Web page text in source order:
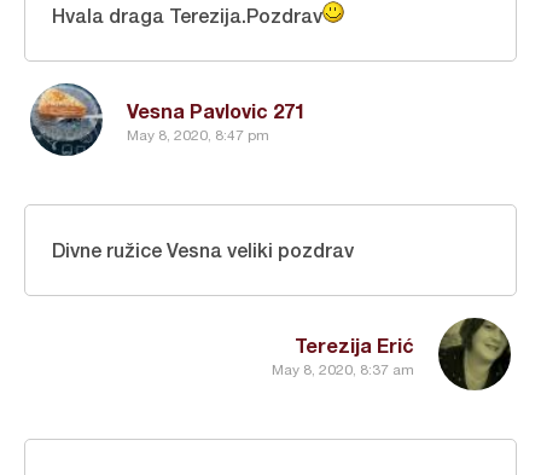
Vesna Pavlovic 271
May 8, 2020, 8:47 pm
Hvala draga Terezija.Pozdrav
Terezija Erić
May 8, 2020, 8:37 am
Divne ružice Vesna veliki pozdrav